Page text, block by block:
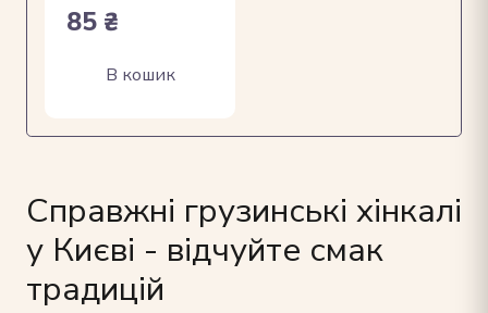
85 ₴
В кошик
Справжні грузинські хінкалі
у Києві - відчуйте смак
традицій